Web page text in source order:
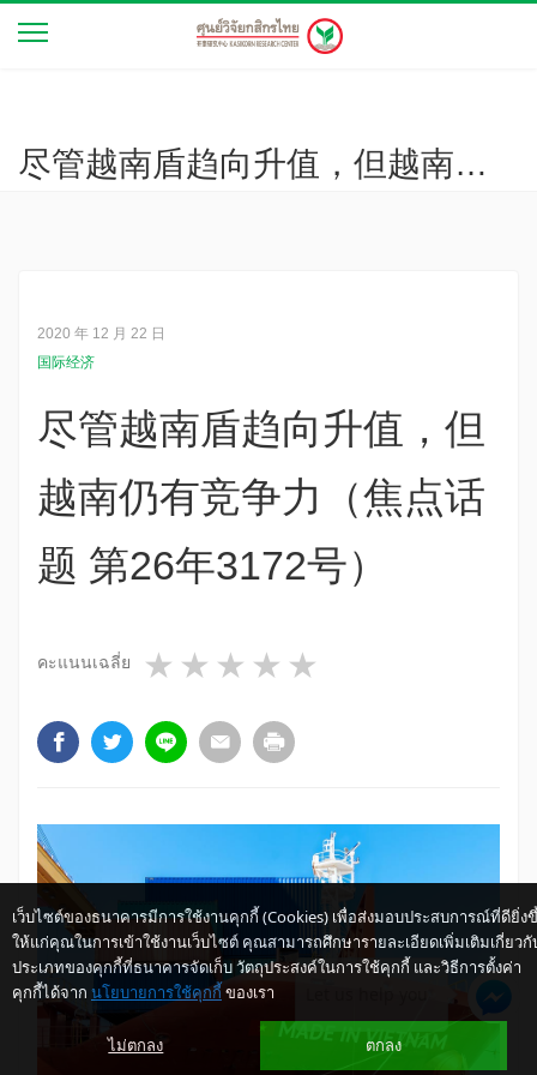
尽管越南盾趋向升值，但越南仍有竞争力（焦点话题 第26年3172号）
2020 年 12 月 22 日
国际经济
尽管越南盾趋向升值，但
越南仍有竞争力（焦点话
题 第26年3172号）
คะแนนเฉลี่ย 4 stars
3 stars
2 stars
1 star
เว็บไซต์ของธนาคารมีการใช้งานคุกกี้ (Cookies) เพื่อส่งมอบประสบการณ์ที่ดียิ่ง
ให้แก่คุณในการเข้าใช้งานเว็บไซต์ คุณสามารถศึกษารายละเอียดเพิ่มเติมเกี่ยวกั
ประเภทของคุกกี้ที่ธนาคารจัดเก็บ วัตถุประสงค์ในการใช้คุกกี้ และวิธีการตั้งค่า
คุกกี้ได้จาก นโยบายการใช้คุกกี้ ของเรา
ไม่ตกลง ตกลง